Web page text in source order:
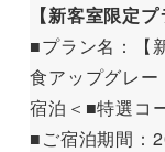
【新客室限定プ
■プラン名：【
食アップグレ
宿泊＜■特選コ
■ご宿泊期間：